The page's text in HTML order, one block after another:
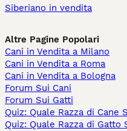
Siberiano in vendita
Altre Pagine Popolari
Cani in Vendita a Milano
Cani in Vendita a Roma
Cani in Vendita a Bologna
Forum Sui Cani
Forum Sui Gatti
Quiz: Quale Razza di Cane
Quiz: Quale Razza di Gatto